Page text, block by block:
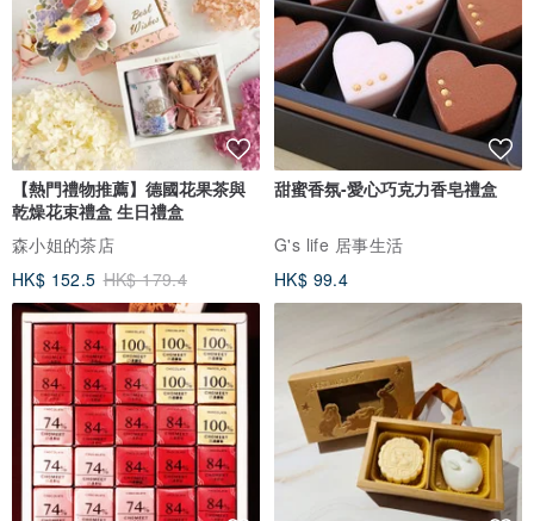
【熱門禮物推薦】德國花果茶與
乾燥花束禮盒 生日禮盒
森小姐的茶店
HK$ 152.5 HK$ 179.4
甜蜜香氛-愛心巧克力香皂禮盒
G's life 居事生活
HK$ 99.4